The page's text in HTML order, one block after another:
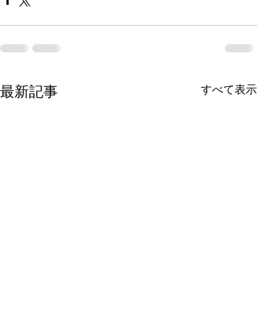
最新記事 すべて表示